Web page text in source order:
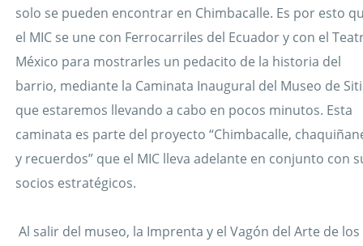
solo se pueden encontrar en Chimbacalle. Es por esto
el MIC se une con Ferrocarriles del Ecuador y con el
México para mostrarles un pedacito de la historia del
barrio, mediante la Caminata Inaugural del Museo de
que estaremos llevando a cabo en pocos minutos. Esta
caminata es parte del proyecto “Chimbacalle,
y recuerdos” que el MIC lleva adelante en conjunto con
socios estratégicos.
Al salir del museo, la Imprenta y el Vagón del Arte de los